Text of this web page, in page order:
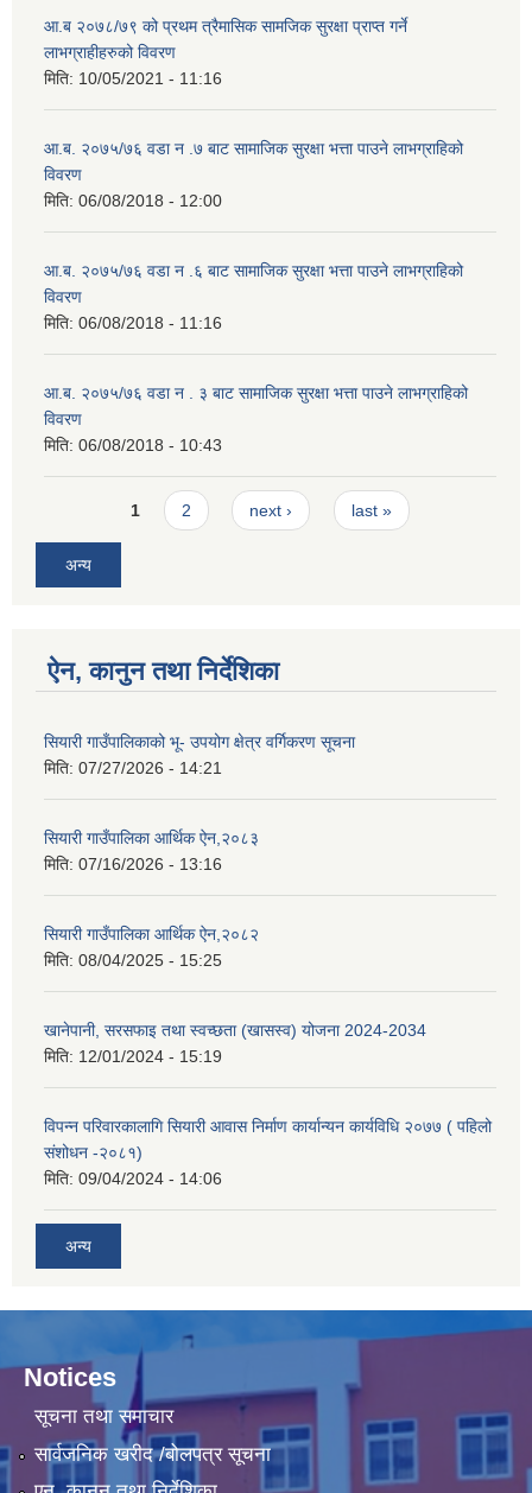
आ.ब २०७८/७९ को प्रथम त्रैमासिक सामजिक सुरक्षा प्राप्त गर्ने
लाभग्राहीहरुको विवरण
मिति: 10/05/2021 - 11:16
आ.ब. २०७५/७६ वडा न .७ बाट सामाजिक सुरक्षा भत्ता पाउने लाभग्राहिको
विवरण
मिति: 06/08/2018 - 12:00
आ.ब. २०७५/७६ वडा न .६ बाट सामाजिक सुरक्षा भत्ता पाउने लाभग्राहिको
विवरण
मिति: 06/08/2018 - 11:16
आ.ब. २०७५/७६ वडा न . ३ बाट सामाजिक सुरक्षा भत्ता पाउने लाभग्राहिको
विवरण
मिति: 06/08/2018 - 10:43
Pages1 2 next › last »
अन्य
ऐन, कानुन तथा निर्देशिका
सियारी गाउँपालिकाको भू- उपयोग क्षेत्र वर्गिकरण सूचना
मिति: 07/27/2026 - 14:21
सियारी गाउँपालिका आर्थिक ऐन,२०८३
मिति: 07/16/2026 - 13:16
सियारी गाउँपालिका आर्थिक ऐन,२०८२
मिति: 08/04/2025 - 15:25
खानेपानी, सरसफाइ तथा स्वच्छता (खासस्व) योजना 2024-2034
मिति: 12/01/2024 - 15:19
विपन्न परिवारकालागि सियारी आवास निर्माण कार्यान्यन कार्यविधि २०७७ ( पहिलो
संशोधन -२०८१)
मिति: 09/04/2024 - 14:06
अन्य
Notices
सूचना तथा समाचार
सार्वजनिक खरीद /बोलपत्र सूचना